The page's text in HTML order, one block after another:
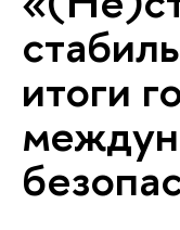
итоги